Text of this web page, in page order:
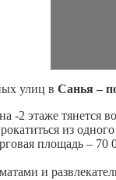
улиц в Санья –
-2 этаже тянется
из
площадь – 70
и